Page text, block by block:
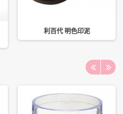
利百代 明色印泥